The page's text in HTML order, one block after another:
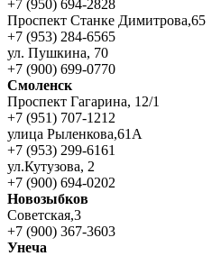
+7 (950) 694-2828
Проспект Станке Димитрова,65
+7 (953) 284-6565
ул. Пушкина, 70
+7 (900) 699-0770
Смоленск
Проспект Гагарина, 12/1
+7 (951) 707-1212
улица Рыленкова,61А
+7 (953) 299-6161
ул.Кутузова, 2
+7 (900) 694-0202
Новозыбков
Советская,3
+7 (900) 367-3603
Унеча